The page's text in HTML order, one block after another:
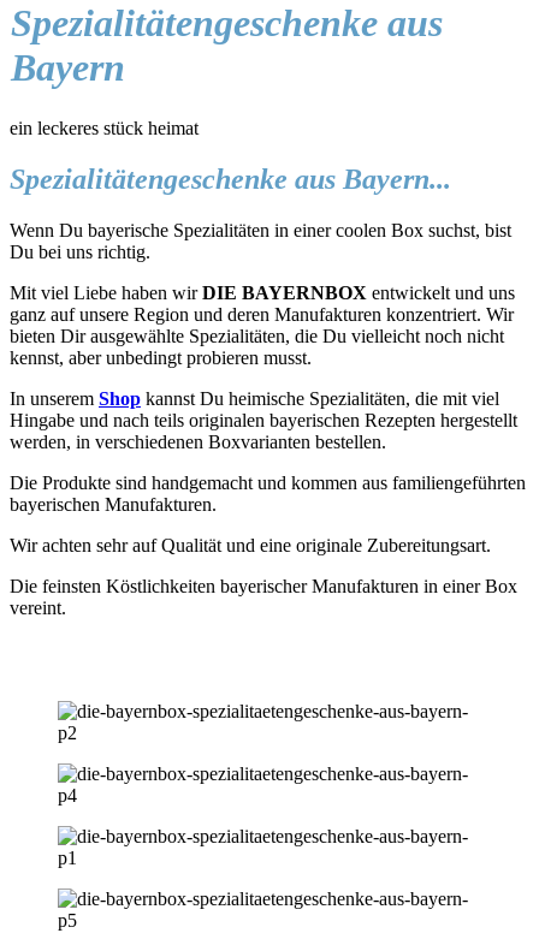
Spezialitätengeschenke aus
Bayern
ein leckeres stück heimat
Spezialitätengeschenke aus Bayern...
Wenn Du bayerische Spezialitäten in einer coolen Box suchst, bist
Du bei uns richtig.
Mit viel Liebe haben wirDIE BAYERNBOX entwickelt und uns
ganz auf unsere Region und deren Manufakturen konzentriert. Wir
bieten Dir ausgewählte Spezialitäten, die Du vielleicht noch nicht
kennst, aber unbedingt probieren musst.
In unserem Shop kannst Du heimische Spezialitäten, die mit viel
Hingabe und nach teils originalen bayerischen Rezepten hergestellt
werden, in verschiedenen Boxvarianten bestellen.
Die Produkte sind handgemacht und kommen aus familiengeführten
bayerischen Manufakturen.
Wir achten sehr auf Qualität und eine originale Zubereitungsart.
Die feinsten Köstlichkeiten bayerischer Manufakturen in einer Box
vereint.